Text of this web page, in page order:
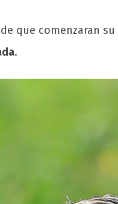
que comenzaran
.